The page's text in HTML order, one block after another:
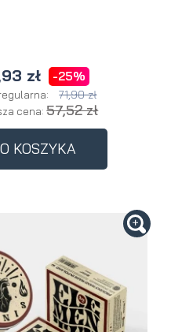
zł -25%
71,90 zł
cena:57,52 zł
KOSZYKA